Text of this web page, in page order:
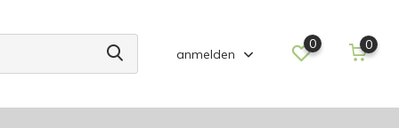
anmelden
0 0